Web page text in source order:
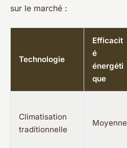
sur le marché :
Technologie
Efficacit
é
énergéti
que
Climatisation
traditionnelle
Moyenne